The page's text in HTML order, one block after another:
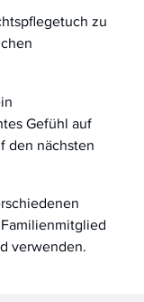
zu
Gefühl auf
den nächsten
verwenden.